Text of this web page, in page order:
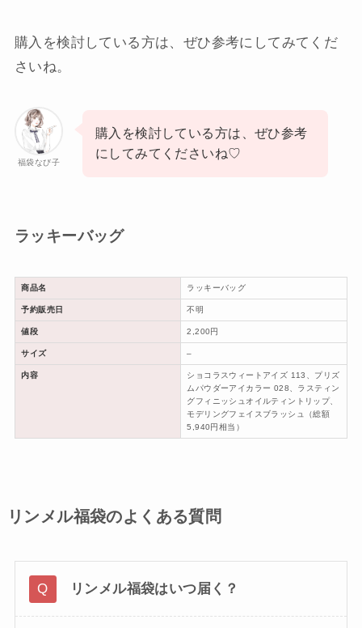
購入を検討している方は、ぜひ参考にしてみてくだ
さいね。
福袋なび子
購入を検討している方は、ぜひ参考
にしてみてくださいね♡
ラッキーバッグ
商品名 ラッキーバッグ
予約販売日 不明
値段 2,200円
サイズ –
内容
ショコラスウィートアイズ 113、プリズ
ムパウダーアイカラー 028、ラスティン
グフィニッシュオイルティントリップ、
モデリングフェイスブラッシュ（総額
5,940円相当）
リンメル福袋のよくある質問
リンメル福袋はいつ届く？